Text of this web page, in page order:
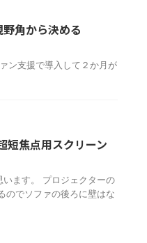
角から決める
ン支援で導入して２か月が
短焦点用スクリーン
ます。 プロジェクターの
のでソファの後ろに壁はな